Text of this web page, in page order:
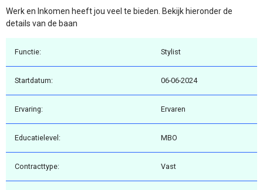
Werk en Inkomen heeft jou veel te bieden. Bekijk hieronder de
details van de baan
Functie: Stylist
Startdatum: 06-06-2024
Ervaring: Ervaren
Educatielevel: MBO
Contracttype: Vast